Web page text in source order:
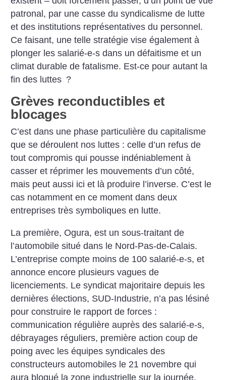
patronal, par une casse du syndicalisme de lutte
et des institutions représentatives du personnel.
Ce faisant, une telle stratégie vise également à
plonger les salarié-e-s dans un défaitisme et un
climat durable de fatalisme. Est-ce pour autant la
fin des luttes ?
Grèves reconductibles et
blocages
C’est dans une phase particulière du capitalisme
que se déroulent nos luttes : celle d’un refus de
tout compromis qui pousse indéniablement à
casser et réprimer les mouvements d’un côté,
mais peut aussi ici et là produire l’inverse. C’est le
cas notamment en ce moment dans deux
entreprises très symboliques en lutte.
La première, Ogura, est un sous-traitant de
l’automobile situé dans le Nord-Pas-de-Calais.
L’entreprise compte moins de 100 salarié-e-s, et
annonce encore plusieurs vagues de
licenciements. Le syndicat majoritaire depuis les
dernières élections, SUD-Industrie, n’a pas lésiné
pour construire le rapport de forces :
communication régulière auprès des salarié-e-s,
débrayages réguliers, première action coup de
poing avec les équipes syndicales des
constructeurs automobiles le 21 novembre qui
aura bloqué la zone industrielle sur la journée.